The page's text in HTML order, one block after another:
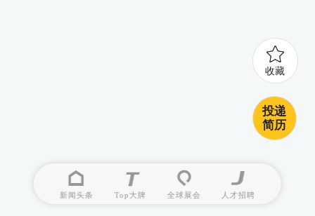
新闻头条 Top大牌 全球展会 人才招聘
收藏
投递
简历